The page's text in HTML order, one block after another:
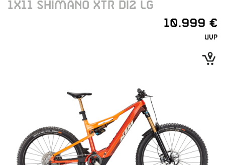
1X11 SHIMANO XTR DI2 LG
10.999 €
UVP